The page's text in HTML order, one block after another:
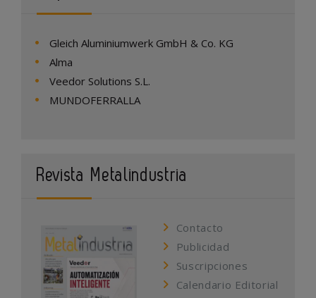
Gleich Aluminiumwerk GmbH & Co. KG
Alma
Veedor Solutions S.L.
MUNDOFERRALLA
Revista Metalindustria
Contacto
Publicidad
Suscripciones
Calendario Editorial